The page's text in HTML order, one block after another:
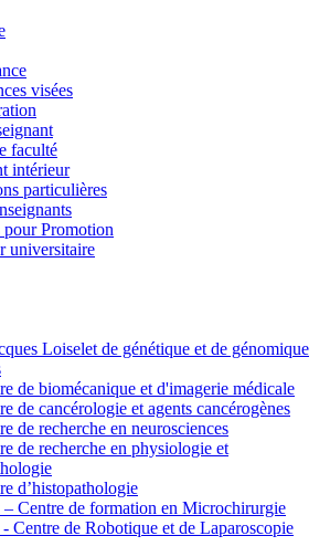
visées
faculté
intérieur
particulières
Promotion
universitaire
Loiselet de génétique et de génomique
de biomécanique et d'imagerie médicale
de cancérologie et agents cancérogènes
de recherche en neurosciences
de recherche en physiologie et
d’histopathologie
Centre de formation en Microchirurgie
Centre de Robotique et de Laparoscopie